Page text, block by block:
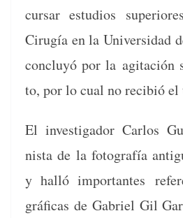
cur­sar estu­dios
Cirugía en la Uni­ver­si­dad
con­cluyó por la agitación
to, por lo cual no recibió
El inves­ti­gador Car­los
nista de la fotografía
y hal­ló impor­tantes
grá­fi­cas de Gabriel Gil